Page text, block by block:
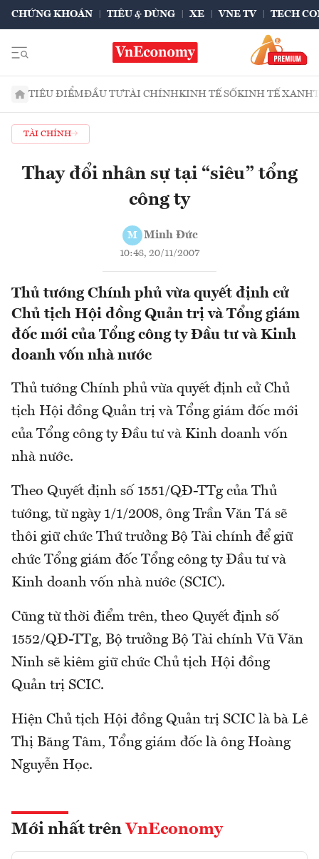
CHỨNG KHOÁN TIÊU & DÙNG XE VNE TV TECH
TIÊU ĐIỂMĐẦU TƯTÀI CHÍNHKINH TẾ SỐKINH TẾ XANH
TÀI CHÍNH
Thay đổi nhân sự tại “siêu” tổng
công ty
M Minh Đức
10:48, 20/11/2007
Thủ tướng Chính phủ vừa quyết định cử
Chủ tịch Hội đồng Quản trị và Tổng giám
đốc mới của Tổng công ty Đầu tư và Kinh
doanh vốn nhà nước
Thủ tướng Chính phủ vừa quyết định cử Chủ
tịch Hội đồng Quản trị và Tổng giám đốc mới
của Tổng công ty Đầu tư và Kinh doanh vốn
nhà nước.
Theo Quyết định số 1551/QĐ-TTg của Thủ
tướng, từ ngày 1/1/2008, ông Trần Văn Tá sẽ
thôi giữ chức Thứ trưởng Bộ Tài chính để giữ
chức Tổng giám đốc Tổng công ty Đầu tư và
Kinh doanh vốn nhà nước (SCIC).
Cũng từ thời điểm trên, theo Quyết định số
1552/QĐ-TTg, Bộ trưởng Bộ Tài chính Vũ Văn
Ninh sẽ kiêm giữ chức Chủ tịch Hội đồng
Quản trị SCIC.
Hiện Chủ tịch Hội đồng Quản trị SCIC là bà Lê
Thị Băng Tâm, Tổng giám đốc là ông Hoàng
Nguyễn Học.
Mới nhất trên VnEconomy